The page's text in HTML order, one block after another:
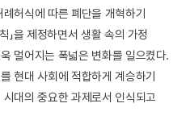
허식에 따른 폐단을 개혁하기
」을 제정하면서 생활 속의 가정
멀어지는 폭넓은 변화를 일으켰다.
현대 사회에 적합하게 계승하기
대의 중요한 과제로서 인식되고